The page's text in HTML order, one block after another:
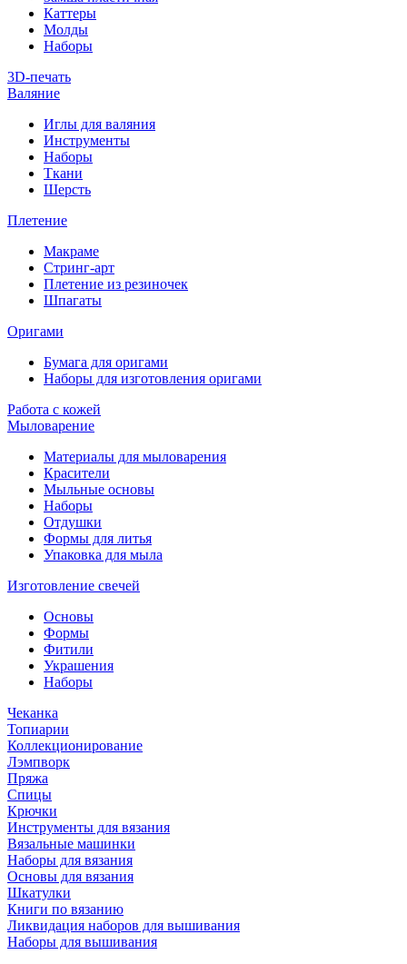
Каттеры
Молды
Наборы
3D-печать
Валяние
Иглы для валяния
Инструменты
Наборы
Ткани
Шерсть
Плетение
Макраме
Стринг-арт
Плетение из резиночек
Шпагаты
Оригами
Бумага для оригами
Наборы для изготовления оригами
Работа с кожей
Мыловарение
Материалы для мыловарения
Красители
Мыльные основы
Наборы
Отдушки
Формы для литья
Упаковка для мыла
Изготовление свечей
Основы
Формы
Фитили
Украшения
Наборы
Чеканка
Топиарии
Коллекционирование
Лэмпворк
Пряжа
Спицы
Крючки
Инструменты для вязания
Вязальные машинки
Наборы для вязания
Основы для вязания
Шкатулки
Книги по вязанию
Ликвидация наборов для вышивания
Наборы для вышивания